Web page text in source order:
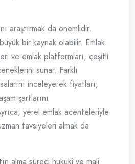
araştırmak da önemlidir.
bir kaynak olabilir. Emlak
ve emlak platformları, çeşitli
sunar. Farklı
inceleyerek fiyatları,
şartlarını
yerel emlak acenteleriyle
tavsiyeleri almak da